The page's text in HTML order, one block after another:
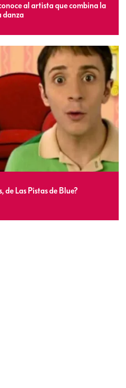
al artista que combina la
danza
de Las Pistas de Blue?